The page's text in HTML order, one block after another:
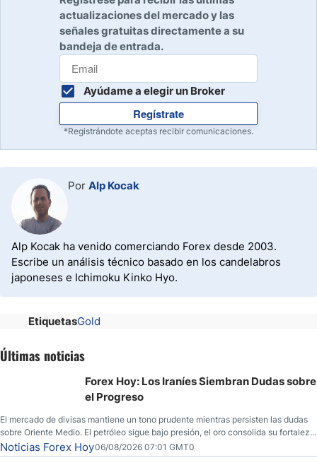
actualizaciones del mercado y las
señales gratuitas directamente a su
bandeja de entrada.
Ayúdame a elegir un Broker
Regístrate
*Registrándote aceptas recibir comunicaciones.
Por Alp Kocak
Alp Kocak ha venido comerciando Forex desde 2003.
Escribe un análisis técnico basado en los candelabros
japoneses e Ichimoku Kinko Hyo.
EtiquetasGold
Últimas noticias
Forex Hoy: Los Iraníes Siembran Dudas sobre
el Progreso
El mercado de divisas mantiene un tono prudente mientras persisten las dudas
sobre Oriente Medio. El petróleo sigue bajo presión, el oro consolida su fortaleza
y los operadores esperan nuevas referencias económicas desde Estados
Unidos.
Noticias Forex Hoy06/08/2026 07:01 GMT0